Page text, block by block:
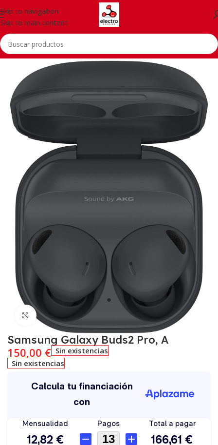
Skip to navigation
Skip to main content
Inicio/Accessorios/Auriculares
Click to enlarge
Samsung Galaxy Buds2 Pro, A
150,00 € Sin existencias
Sin existencias